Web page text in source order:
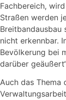
Fachbereich,
Straßen werden
nicht erkennbar.
Bevölkerung bei
darüber
Auch das Thema